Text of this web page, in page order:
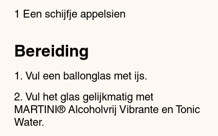
1 Een schijfje appelsien
Bereiding
Vul een ballonglas met ijs.
Vul het glas gelijkmatig met
MARTINI® Alcoholvrij Vibrante en Tonic
Water.